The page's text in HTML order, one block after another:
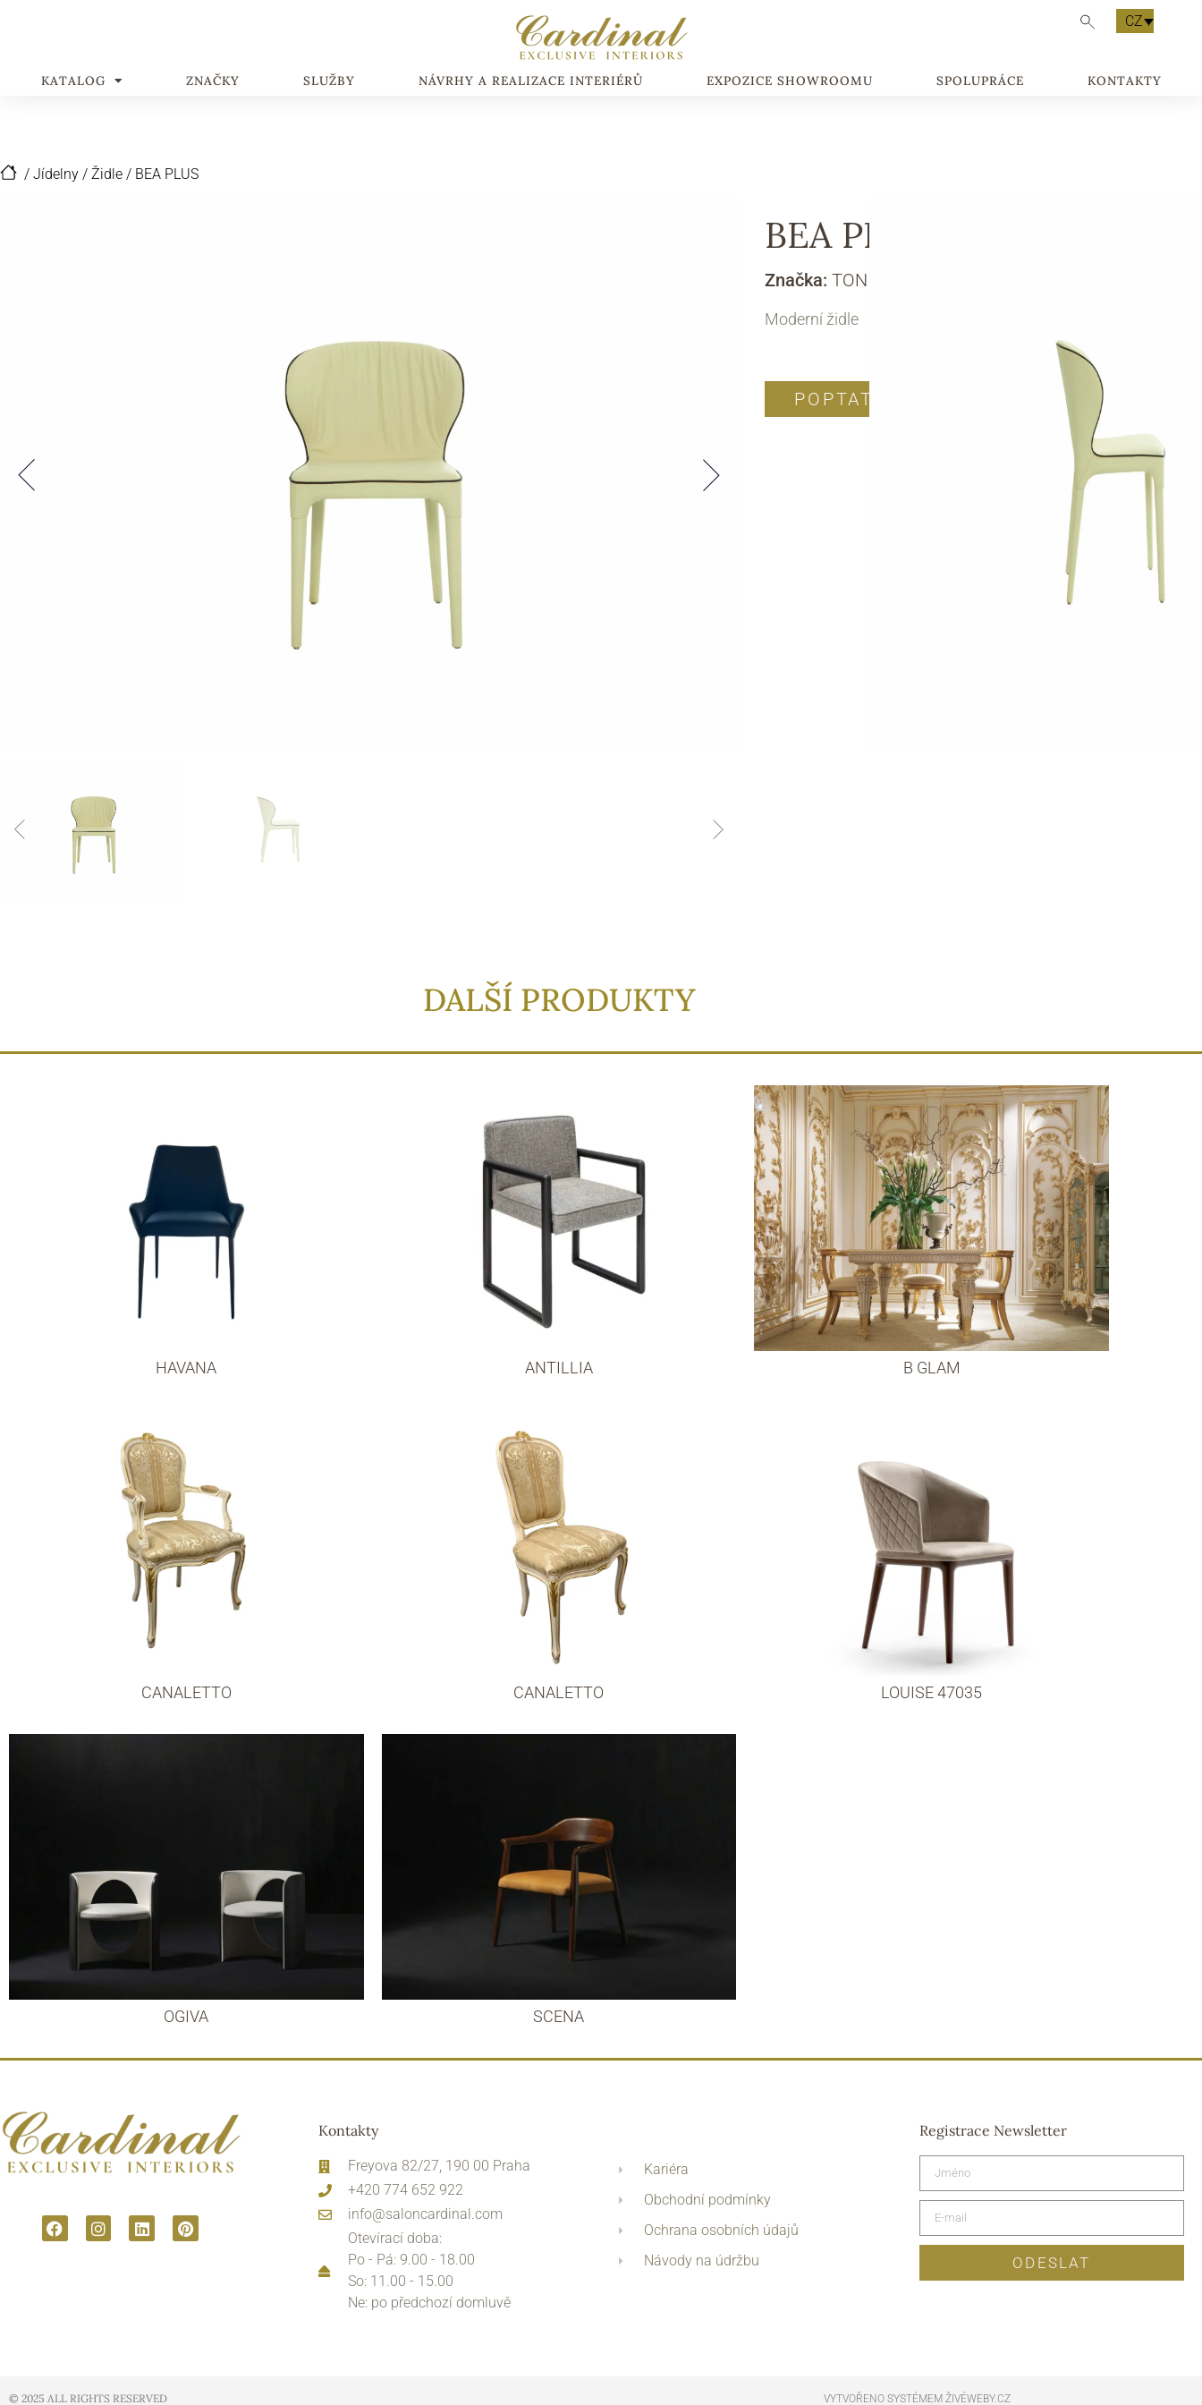
CZ
KATALOG ZNAČKY SLUŽBY NÁVRHY A REALIZACE INTERIÉRŮ EXPOZICE SHOWROOMU SPOLUPRÁCE KONTAKTY
/ Jídelny / Židle / BEA PLUS
BEA PLUS
Značka: TONIN CASA
Moderní židle
POPTAT PRODUKT
DALŠÍ PRODUKTY
HAVANA ANTILLIA B GLAM
CANALETTO CANALETTO LOUISE 47035
OGIVA SCENA
Kontakty
Freyova 82/27, 190 00 Praha
+420 774 652 922
info@saloncardinal.com
Otevírací doba:
Po - Pá: 9.00 - 18.00
So: 11.00 - 15.00
Ne: po předchozí domluvě
Kariéra
Obchodní podmínky
Ochrana osobních údajů
Návody na údržbu
Registrace Newsletter
ODESLAT
© 2025 ALL RIGHTS RESERVED​ VYTVOŘENO SYSTÉMEM ŽIVÉWEBY.CZ